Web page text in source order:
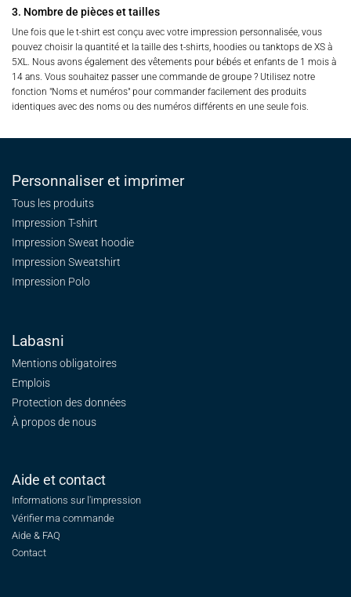
3. Nombre de pièces et tailles
Une fois que le t-shirt est conçu avec votre impression personnalisée, vous
pouvez choisir la quantité et la taille des t-shirts, hoodies ou tanktops de XS à
5XL. Nous avons également des vêtements pour bébés et enfants de 1 mois à
14 ans. Vous souhaitez passer une commande de groupe ? Utilisez notre
fonction "Noms et numéros" pour commander facilement des produits
identiques avec des noms ou des numéros différents en une seule fois.
Personnaliser et imprimer
Tous les produits
Impression T-shirt
Impression Sweat hoodie
Impression Sweatshirt
Impression Polo
Labasni
Mentions obligatoires
Emplois
Protection des données
À propos de nous
Aide et contact
Informations sur l'impression
Vérifier ma commande
Aide & FAQ
Contact